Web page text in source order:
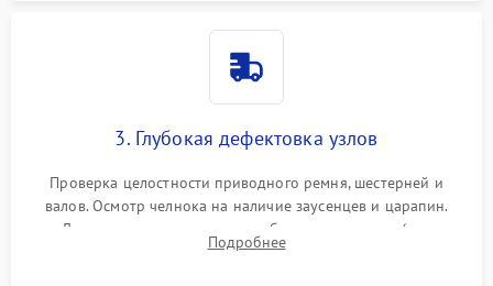
3. Глубокая дефектовка узлов
Проверка целостности приводного ремня, шестерней и
валов. Осмотр челнока на наличие заусенцев и царапин.
Диагностика электромотора, блока управления (для
компьютерных машин), нитевдевателя и механизма
Подробнее